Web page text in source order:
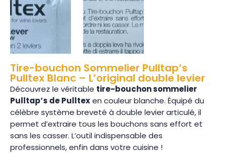
Tire-bouchon Sommelier Pulltap’s
Pulltex Blanc – L’original double levier
Découvrez le véritable tire-bouchon sommelier
Pulltap’s de Pulltexen couleur blanche. Équipé du
célèbre système breveté à double levier articulé, il
permet d’extraire tous les bouchons sans effort et
sans les casser. L’outil indispensable des
professionnels, enfin dans votre cuisine !